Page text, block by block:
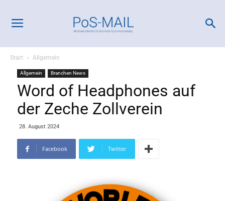
Start Allgemein
Allgemein Branchen News
Word of Headphones auf
der Zeche Zollverein
28. August 2024
Facebook Twitter